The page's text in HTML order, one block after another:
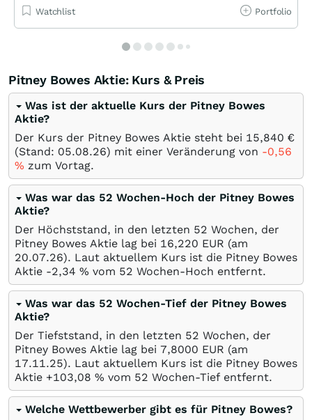
Watchlist Portfolio
Pitney Bowes Aktie: Kurs & Preis
Was ist der aktuelle Kurs der Pitney Bowes
Aktie?
Der Kurs der Pitney Bowes Aktie steht bei 15,840 €
(Stand: 05.08.26) mit einer Veränderung von -0,56
% zum Vortag.
Was war das 52 Wochen-Hoch der Pitney Bowes
Aktie?
Der Höchststand, in den letzten 52 Wochen, der
Pitney Bowes Aktie lag bei 16,220 EUR (am
20.07.26). Laut aktuellem Kurs ist die Pitney Bowes
Aktie -2,34 % vom 52 Wochen-Hoch entfernt.
Was war das 52 Wochen-Tief der Pitney Bowes
Aktie?
Der Tiefststand, in den letzten 52 Wochen, der
Pitney Bowes Aktie lag bei 7,8000 EUR (am
17.11.25). Laut aktuellem Kurs ist die Pitney Bowes
Aktie +103,08 % vom 52 Wochen-Tief entfernt.
Welche Wettbewerber gibt es für Pitney Bowes?